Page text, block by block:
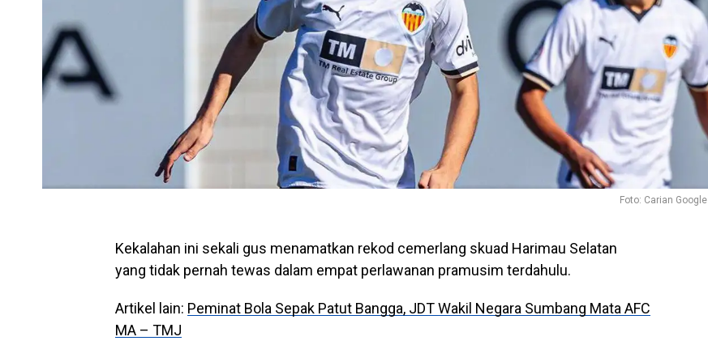
Foto: Carian Google
Kekalahan ini sekali gus menamatkan rekod cemerlang skuad Harimau Selatan
yang tidak pernah tewas dalam empat perlawanan pramusim terdahulu.
Artikel lain: Peminat Bola Sepak Patut Bangga, JDT Wakil Negara Sumbang Mata AFC
MA – TMJ